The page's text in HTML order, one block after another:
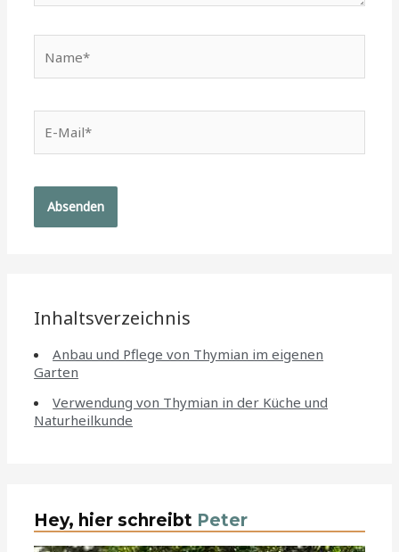
Mail*
Inhaltsverzeichnis
Anbau und Pflege von Thymian im eigenen
Garten
Verwendung von Thymian in der Küche und
Naturheilkunde
Hey, hier schreibt Peter